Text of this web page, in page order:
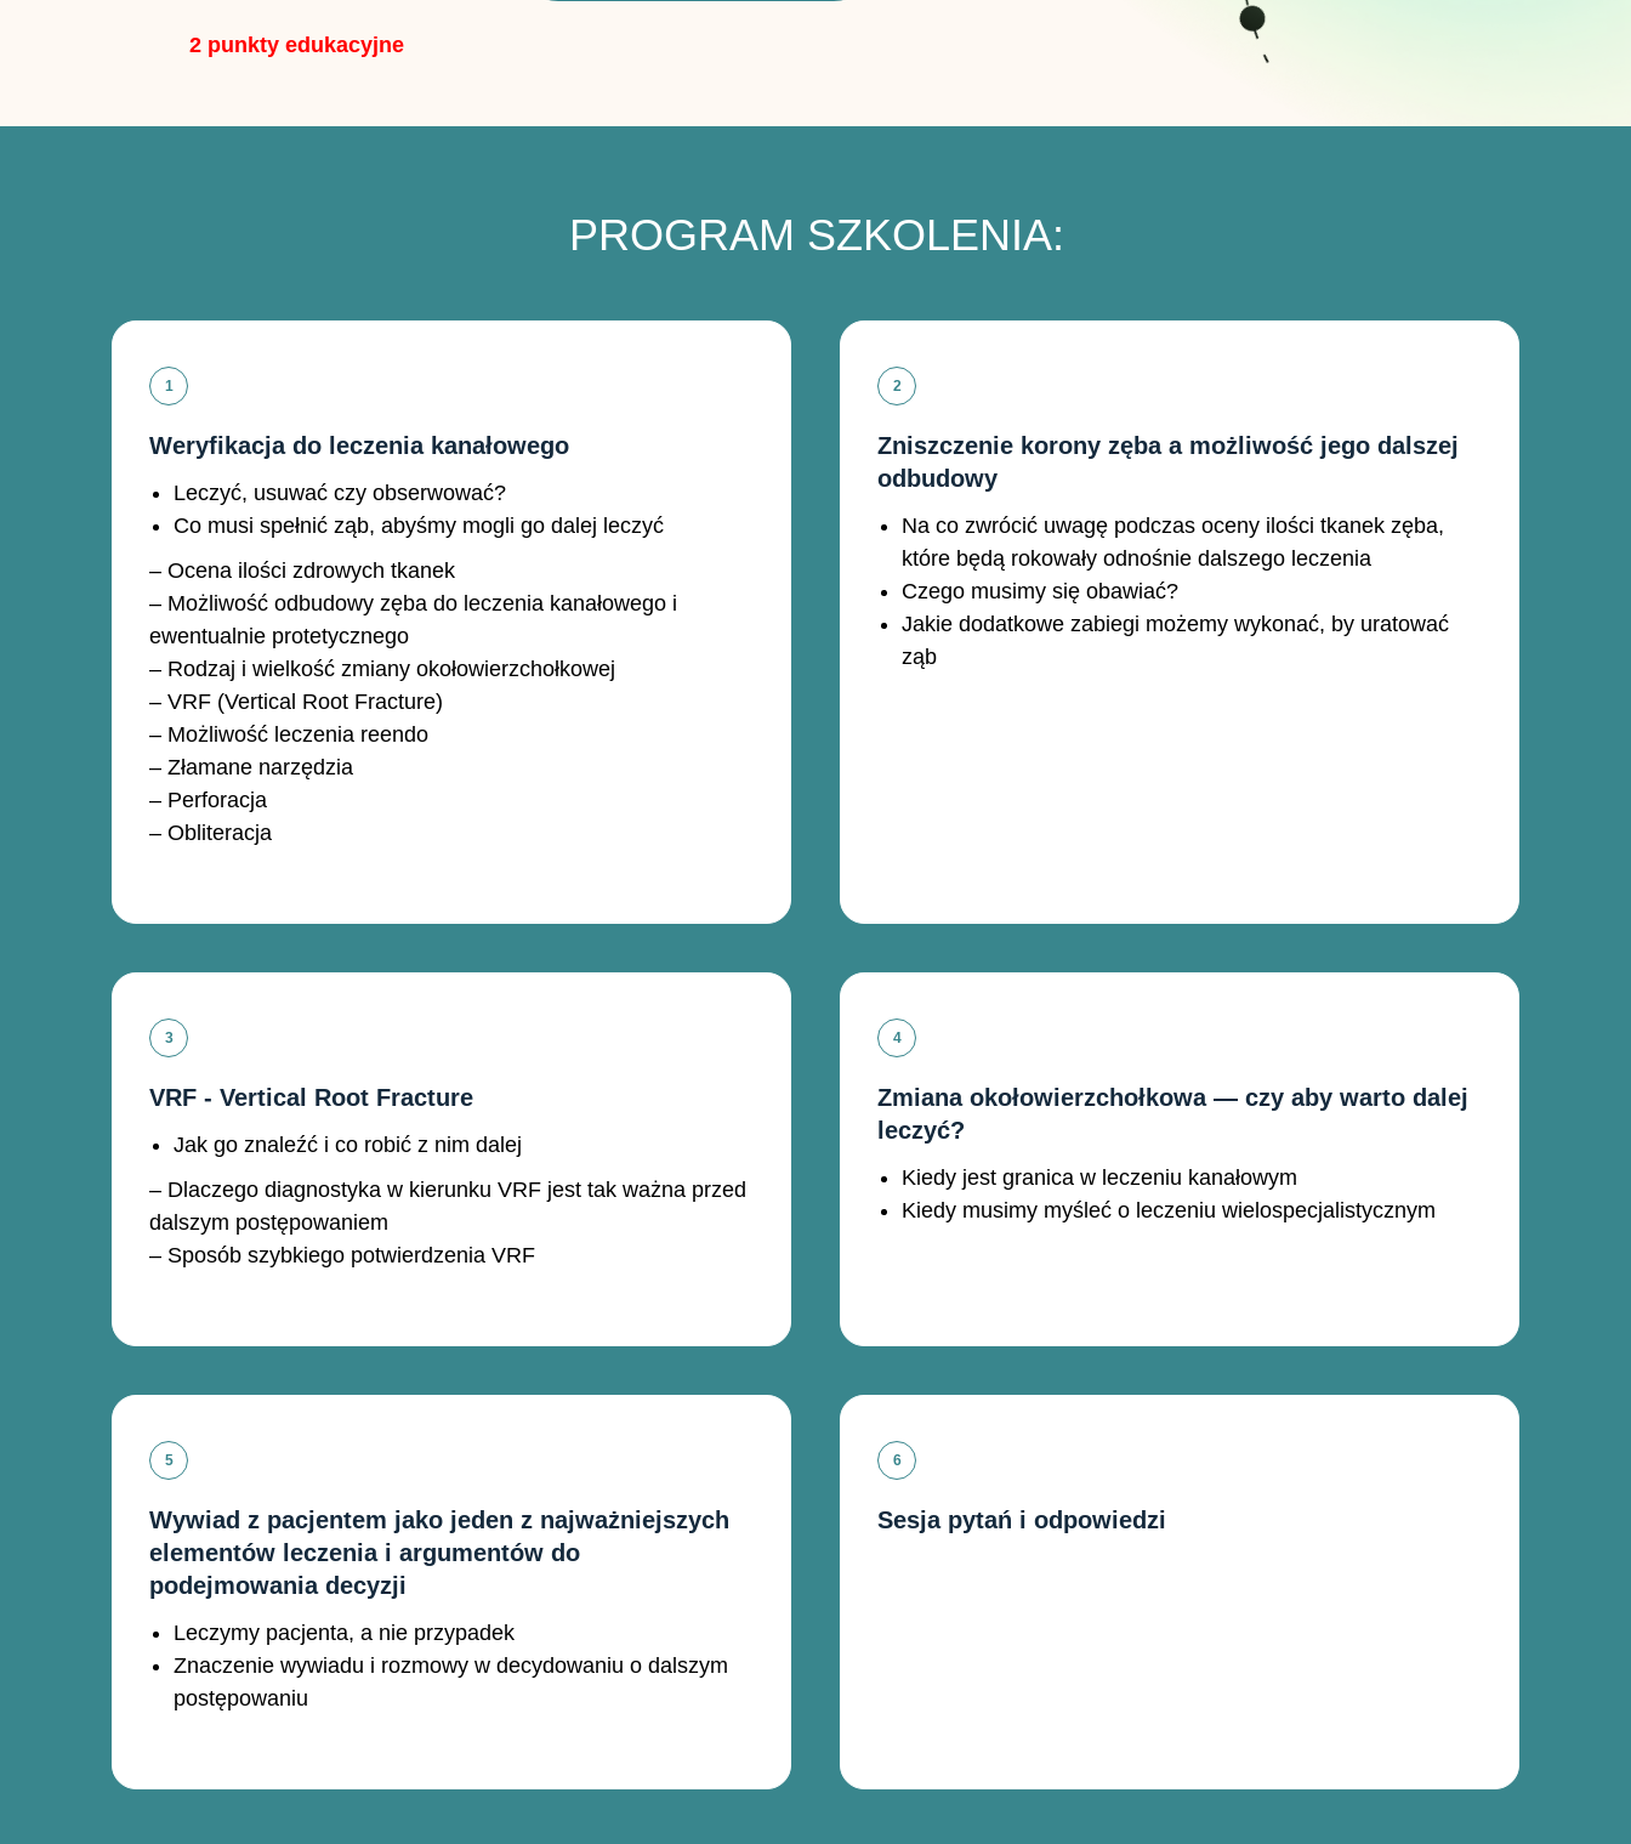
2 punkty edukacyjne
PROGRAM SZKOLENIA:
Weryfikacja do leczenia kanałowego
Leczyć, usuwać czy obserwować?
Co musi spełnić ząb, abyśmy mogli go dalej leczyć
– Ocena ilości zdrowych tkanek
– Możliwość odbudowy zęba do leczenia kanałowego i
ewentualnie protetycznego
– Rodzaj i wielkość zmiany okołowierzchołkowej
– VRF (Vertical Root Fracture)
– Możliwość leczenia reendo
– Złamane narzędzia
– Perforacja
– Obliteracja
Zniszczenie korony zęba a możliwość jego dalszej
odbudowy
Na co zwrócić uwagę podczas oceny ilości tkanek zęba,
które będą rokowały odnośnie dalszego leczenia
Czego musimy się obawiać?
Jakie dodatkowe zabiegi możemy wykonać, by uratować
ząb
VRF - Vertical Root Fracture
Jak go znaleźć i co robić z nim dalej
– Dlaczego diagnostyka w kierunku VRF jest tak ważna przed
dalszym postępowaniem
– Sposób szybkiego potwierdzenia VRF
Zmiana okołowierzchołkowa — czy aby warto dalej
leczyć?
Kiedy jest granica w leczeniu kanałowym
Kiedy musimy myśleć o leczeniu wielospecjalistycznym
Wywiad z pacjentem jako jeden z najważniejszych
elementów leczenia i argumentów do
podejmowania decyzji
Leczymy pacjenta, a nie przypadek
Znaczenie wywiadu i rozmowy w decydowaniu o dalszym
postępowaniu
Sesja pytań i odpowiedzi